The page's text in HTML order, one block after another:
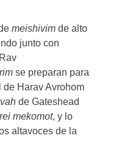
meishivim de alto
junto con
se preparan para
de Harav Avrohom
de Gateshead
mekomot, y lo
altavoces de la